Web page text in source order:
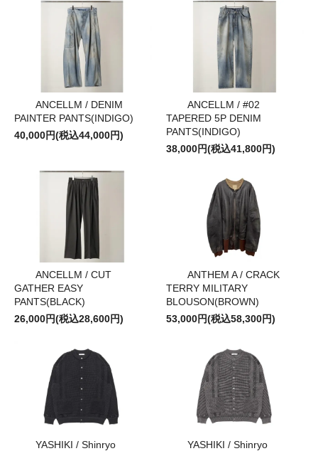
ANCELLM / DENIM
PAINTER PANTS(INDIGO)
40,000円(税込44,000円)
ANCELLM / #02
TAPERED 5P DENIM
PANTS(INDIGO)
38,000円(税込41,800円)
ANCELLM / CUT
GATHER EASY
PANTS(BLACK)
26,000円(税込28,600円)
ANTHEM A / CRACK
TERRY MILITARY
BLOUSON(BROWN)
53,000円(税込58,300円)
YASHIKI / Shinryo
YASHIKI / Shinryo